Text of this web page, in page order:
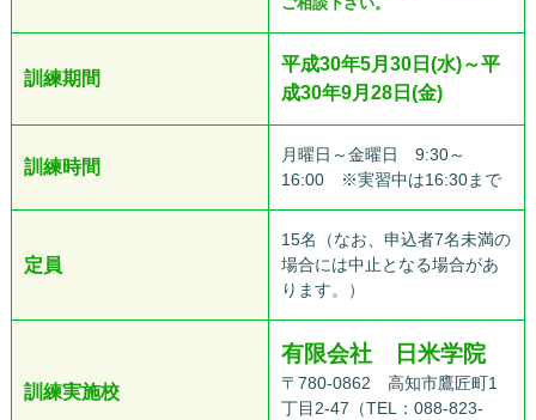
訓練期間
平成30年5月30日(水)～平
成30年9月28日(金)
訓練時間
月曜日～金曜日 9:30～
16:00 ※実習中は16:30まで
定員
15名（なお、申込者7名未満の
場合には中止となる場合があ
ります。）
訓練実施校
有限会社 日米学院
〒780-0862 高知市鷹匠町1
丁目2-47（TEL：088-823-